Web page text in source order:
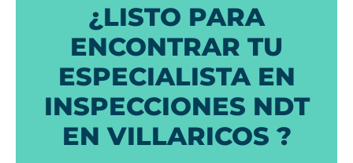
¿LISTO PARA
ENCONTRAR TU
ESPECIALISTA EN
INSPECCIONES NDT
EN VILLARICOS ?